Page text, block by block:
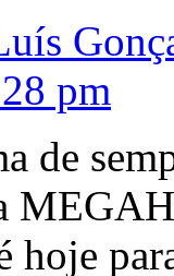
pm
de
hoje